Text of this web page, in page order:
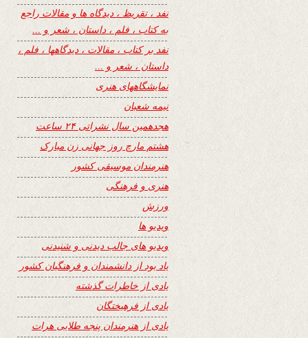
نفد ، تقریظ ، دیدگاه ها و مقالات راجع
به کتاب ، فلم ، داستان ، شعر و …
نفد بر کتاب ، مقالات ، دیدگاهها ، فلم ،
داستان ، شعر و …
نمایشگاههای هنری
نیمه شعبان
هجدهمین سال نشراتی ۲۴ ساعت
هشتم مارچ روز جهانی زن مبارک
هنرمندان موسیقی کشور
هنری و فرهنگی
ورزش
ویدیو ها
ویدیو های جالب دیدنی و شنیدنی
یاد بود از دانشمندان و فرهنگیان کشور
یادی از خاطرات گذشته
یادی از فرهیختگان
یادی از هنرمندان پنجه طلایی هرات